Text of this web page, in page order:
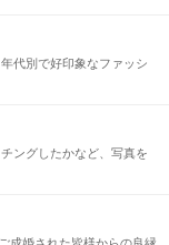
代別で好印象なファッシ
ングしたかなど、写真を